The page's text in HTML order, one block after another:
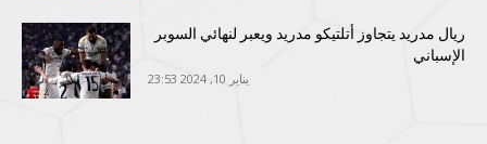
ريال مدريد يتجاوز أتلتيكو مدريد ويعبر لنهائي السوبر
الإسباني
يناير 10, 2024 23:53